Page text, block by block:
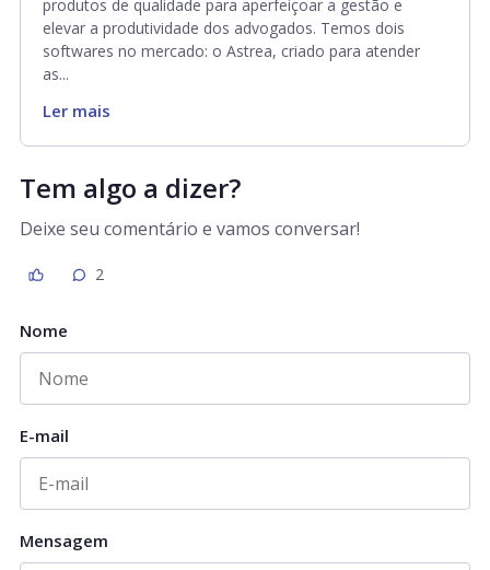
produtos de qualidade para aperfeiçoar a gestão e
elevar a produtividade dos advogados. Temos dois
softwares no mercado: o Astrea, criado para atender
as...
Ler mais
Tem algo a dizer?
Deixe seu comentário e vamos conversar!
2
Nome
E-mail
Mensagem